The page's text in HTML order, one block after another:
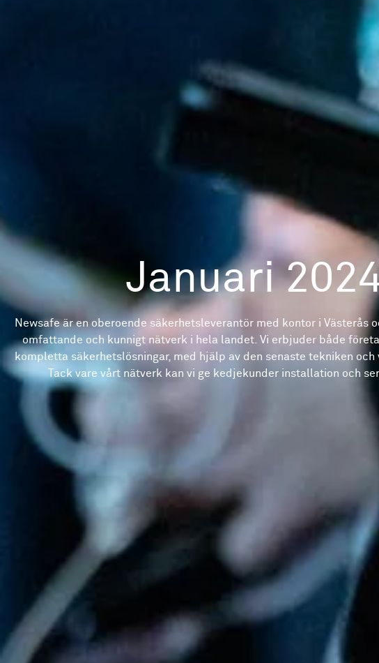
Januari
Newsafe är en oberoende säkerhetsleverantör med kontor i Västerås
omfattande och kunnigt nätverk i hela landet. Vi erbjuder både
kompletta säkerhetslösningar, med hjälp av den senaste tekniken och
Tack vare vårt nätverk kan vi ge kedjekunder installation och